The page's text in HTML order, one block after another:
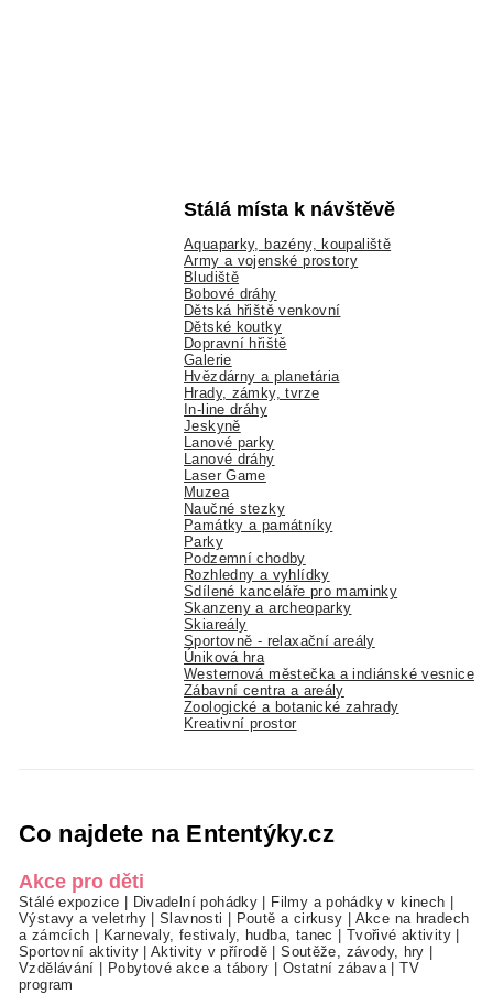
Stálá místa k návštěvě
Aquaparky, bazény, koupaliště
Army a vojenské prostory
Bludiště
Bobové dráhy
Dětská hřiště venkovní
Dětské koutky
Dopravní hřiště
Galerie
Hvězdárny a planetária
Hrady, zámky, tvrze
In-line dráhy
Jeskyně
Lanové parky
Lanové dráhy
Laser Game
Muzea
Naučné stezky
Památky a památníky
Parky
Podzemní chodby
Rozhledny a vyhlídky
Sdílené kanceláře pro maminky
Skanzeny a archeoparky
Skiareály
Sportovně - relaxační areály
Úniková hra
Westernová městečka a indiánské vesnice
Zábavní centra a areály
Zoologické a botanické zahrady
Kreativní prostor
Co najdete na Ententýky.cz
Akce pro děti
Stálé expozice Divadelní pohádky Filmy a pohádky v kinech
Výstavy a veletrhy|Slavnosti Poutě a cirkusy
Akce na hradech
a zámcích
Karnevaly, festivaly, hudba, tanec Tvořivé aktivity
Sportovní aktivity|Aktivity v přírodě |Soutěže, závody, hry
Vzdělávání
Pobytové akce a tábory Ostatní zábava |TV
program